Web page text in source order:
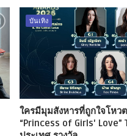
บันเทิง
ใครมีมุมสังหารที่ถูกใจโหว
“Princess of Girls' Love”